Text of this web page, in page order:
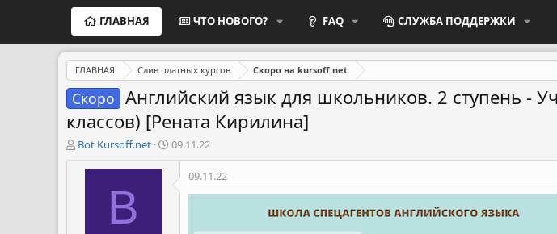
ГЛАВНАЯ ЧТО НОВОГО? FAQ СЛУЖБА ПОДДЕРЖКИ
ГЛАВНАЯ Слив платных курсов Скоро на kursoff.net
Скоро Английский язык для школьников. 2 ступень -
классов) [Рената Кирилина]
А
в
Bot Kursoff.net
Д
а
а
09.11.22
B
09.11.22